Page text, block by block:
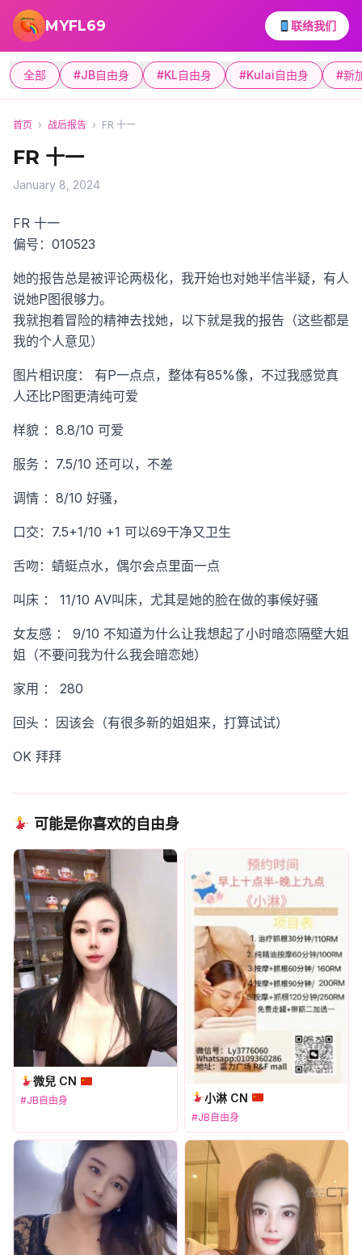
跳转到主要内容
MYFL69 联络我们
全部 #JB自由身 #KL自由身 #Kulai自由身 #新
首页 › 战后报告 › FR 十一
FR 十一
January 8, 2024
FR 十一
偏号：010523
她的报告总是被评论两极化，我开始也对她半信半疑，有人
说她P图很够力。
我就抱着冒险的精神去找她，以下就是我的报告（这些都是
我的个人意见）
图片相识度： 有P一点点，整体有85%像，不过我感觉真
人还比P图更清纯可爱
样貌 ：8.8/10 可爱
服务 ：7.5/10 还可以，不差
调情 ：8/10 好骚，
口交：7.5+1/10 +1 可以69干净又卫生
舌吻：蜻蜓点水，偶尔会点里面一点
叫床 ： 11/10 AV叫床，尤其是她的脸在做的事候好骚
女友感 ： 9/10 不知道为什么让我想起了小时暗恋隔壁大姐
姐（不要问我为什么我会暗恋她）
家用 ： 280
回头 ：因该会（有很多新的姐姐来，打算试试）
OK 拜拜
可能是你喜欢的自由身
微兒 CN
#JB自由身 小淋 CN
#JB自由身